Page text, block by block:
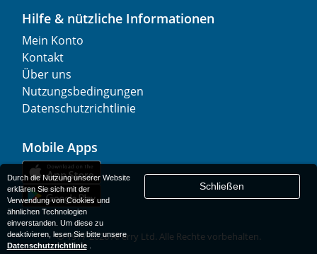
Hilfe & nützliche Informationen
Mein Konto
Kontakt
Über uns
Nutzungsbedingungen
Datenschutzrichtlinie
Mobile Apps
© 1977-2026AFerry Ltd. Alle Rechte vorbehalten.
Durch die Nutzung unserer Website
erklären Sie sich mit der
Verwendung von Cookies und
ähnlichen Technologien
einverstanden. Um diese zu
deaktivieren, lesen Sie bitte unsere
Datenschutzrichtlinie.
Schließen